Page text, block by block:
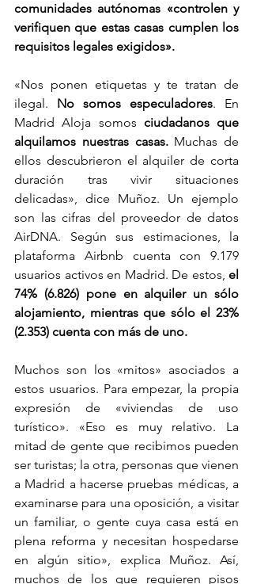
comunidades autónomas «controlen y
verifiquen que estas casas cumplen los
requisitos legales exigidos».
«Nos ponen etiquetas y te tratan de
ilegal. No somos especuladores. En
Madrid Aloja somos ciudadanos que
alquilamos nuestras casas. Muchas de
ellos descubrieron el alquiler de corta
duración tras vivir situaciones
delicadas», dice Muñoz. Un ejemplo
son las cifras del proveedor de datos
AirDNA. Según sus estimaciones, la
plataforma Airbnb cuenta con 9.179
usuarios activos en Madrid. De estos, el
74% (6.826) pone en alquiler un sólo
alojamiento, mientras que sólo el 23%
(2.353) cuenta con más de uno.
Muchos son los «mitos» asociados a
estos usuarios. Para empezar, la propia
expresión de «viviendas de uso
turístico». «Eso es muy relativo. La
mitad de gente que recibimos pueden
ser turistas; la otra, personas que vienen
a Madrid a hacerse pruebas médicas, a
examinarse para una oposición, a visitar
un familiar, o gente cuya casa está en
plena reforma y necesitan hospedarse
en algún sitio», explica Muñoz. Así,
muchos de los que requieren pisos